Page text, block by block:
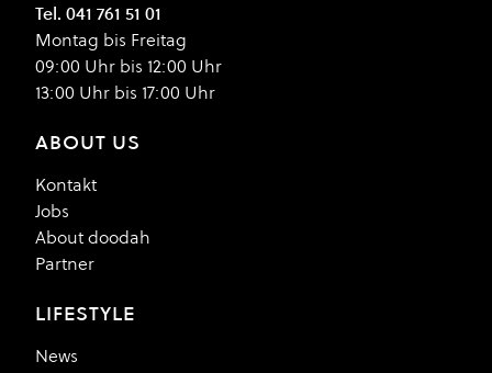
Tel. 041 761 51 01
Montag bis Freitag
09:00 Uhr bis 12:00 Uhr
13:00 Uhr bis 17:00 Uhr
ABOUT US
Kontakt
Jobs
About doodah
Partner
LIFESTYLE
News